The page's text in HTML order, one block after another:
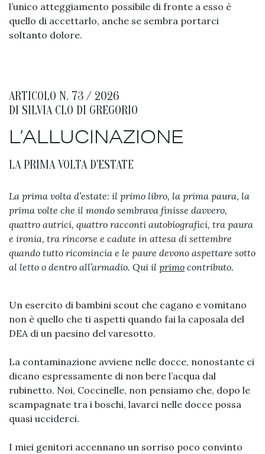
l’unico atteggiamento possibile di fronte a esso è
quello di accettarlo, anche se sembra portarci
soltanto dolore.
ARTICOLO N. 73 / 2026
DI SILVIA CLO DI GREGORIO
L’ALLUCINAZIONE
LA PRIMA VOLTA D'ESTATE
La prima volta d’estate: il primo libro, la prima paura, la
prima volte che il mondo sembrava finisse davvero,
quattro autrici, quattro racconti autobiografici, tra paura
e ironia, tra rincorse e cadute in attesa di settembre
quando tutto ricomincia e le paure devono aspettare sotto
al letto o dentro all’armadio. Qui il primo contributo.
Un esercito di bambini scout che cagano e vomitano
non è quello che ti aspetti quando fai la caposala del
DEA di un paesino del varesotto.
La contaminazione avviene nelle docce, nonostante ci
dicano espressamente di non bere l’acqua dal
rubinetto. Noi, Coccinelle, non pensiamo che, dopo le
scampagnate tra i boschi, lavarci nelle docce possa
quasi ucciderci.
I miei genitori accennano un sorriso poco convinto